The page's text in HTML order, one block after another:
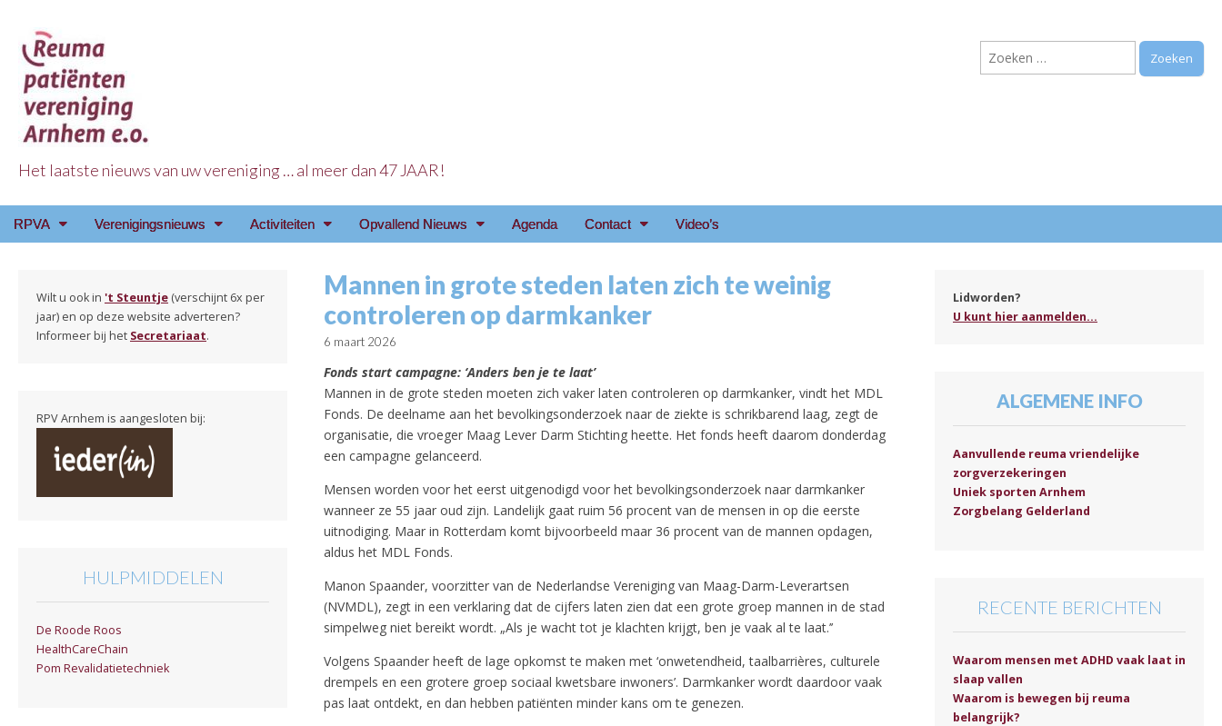
Reuma Patienten Vereniging Arnhem e.o.
Het laatste nieuws van uw vereniging … al meer dan 47 JAAR!
Zoeken
naar:
Main
Skip
RPVA Verenigingsnieuws Activiteiten Opvallend Nieuws Agenda Contact Video’s
Mannen in grote steden laten zich te weinig
controleren op darmkanker
6 maart 2026
Fonds start campagne: ‘Anders ben je te laat’
Mannen in de grote steden moeten zich vaker laten controleren op darmkanker, vindt het MDL
Fonds. De deelname aan het bevolkingsonderzoek naar de ziekte is schrikbarend laag, zegt de
organisatie, die vroeger Maag Lever Darm Stichting heette. Het fonds heeft daarom donderdag
een campagne gelanceerd.
Mensen worden voor het eerst uitgenodigd voor het bevolkingsonderzoek naar darmkanker
wanneer ze 55 jaar oud zijn. Landelijk gaat ruim 56 procent van de mensen in op die eerste
uitnodiging. Maar in Rotterdam komt bijvoorbeeld maar 36 procent van de mannen opdagen,
aldus het MDL Fonds.
Manon Spaander, voorzitter van de Nederlandse Vereniging van Maag-Darm-Leverartsen
(NVMDL), zegt in een verklaring dat de cijfers laten zien dat een grote groep mannen in de stad
simpelweg niet bereikt wordt. „Als je wacht tot je klachten krijgt, ben je vaak al te laat.’’
Volgens Spaander heeft de lage opkomst te maken met ‘onwetendheid, taalbarrières, culturele
drempels en een grotere groep sociaal kwetsbare inwoners’. Darmkanker wordt daardoor vaak
pas laat ontdekt, en dan hebben patiënten minder kans om te genezen.
Wilt u ook in 't Steuntje (verschijnt 6x per
jaar) en op deze website adverteren?
Informeer bij het Secretariaat.
RPV Arnhem is aangesloten bij:
HULPMIDDELEN
De Roode Roos
HealthCareChain
Pom Revalidatietechniek
Lidworden?
U kunt hier aanmelden...
ALGEMENE INFO
Aanvullende reuma vriendelijke
zorgverzekeringen
Uniek sporten Arnhem
Zorgbelang Gelderland
RECENTE BERICHTEN
Waarom mensen met ADHD vaak laat in
slaap vallen
Waarom is bewegen bij reuma
belangrijk?